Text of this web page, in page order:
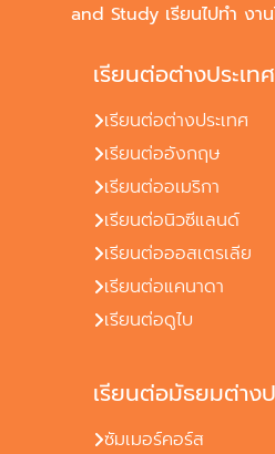
and Study เรียนไปทำ งา
เรียนต่อต่างประเทศ
เรียนต่อต่างประเทศ
เรียนต่ออังกฤษ
เรียนต่ออเมริกา
เรียนต่อนิวซีแลนด์
เรียนต่อออสเตรเลีย
เรียนต่อแคนาดา
เรียนต่อดูไบ
เรียนต่อมัธยมต่างป
ซัมเมอร์คอร์ส